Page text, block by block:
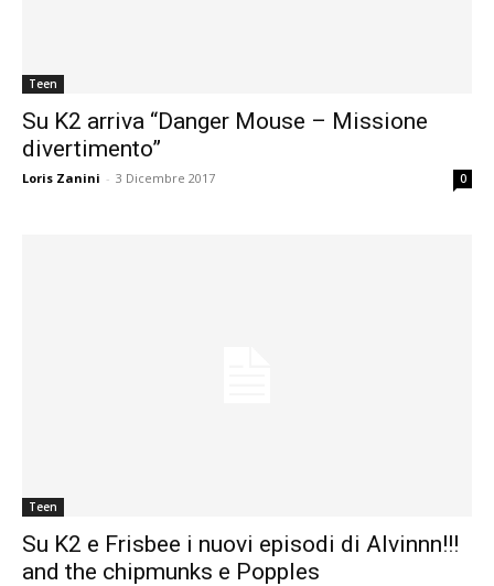
Teen
Su K2 arriva “Danger Mouse – Missione
divertimento”
Loris Zanini - 3 Dicembre 2017 0
Teen
Su K2 e Frisbee i nuovi episodi di Alvinnn!!!
and the chipmunks e Popples